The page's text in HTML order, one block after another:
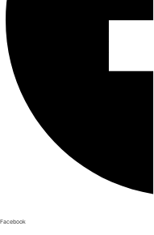
Facebook